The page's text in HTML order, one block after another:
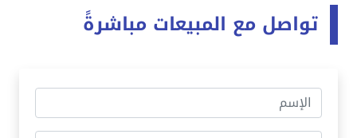
تواصل مع المبيعات مباشرةً